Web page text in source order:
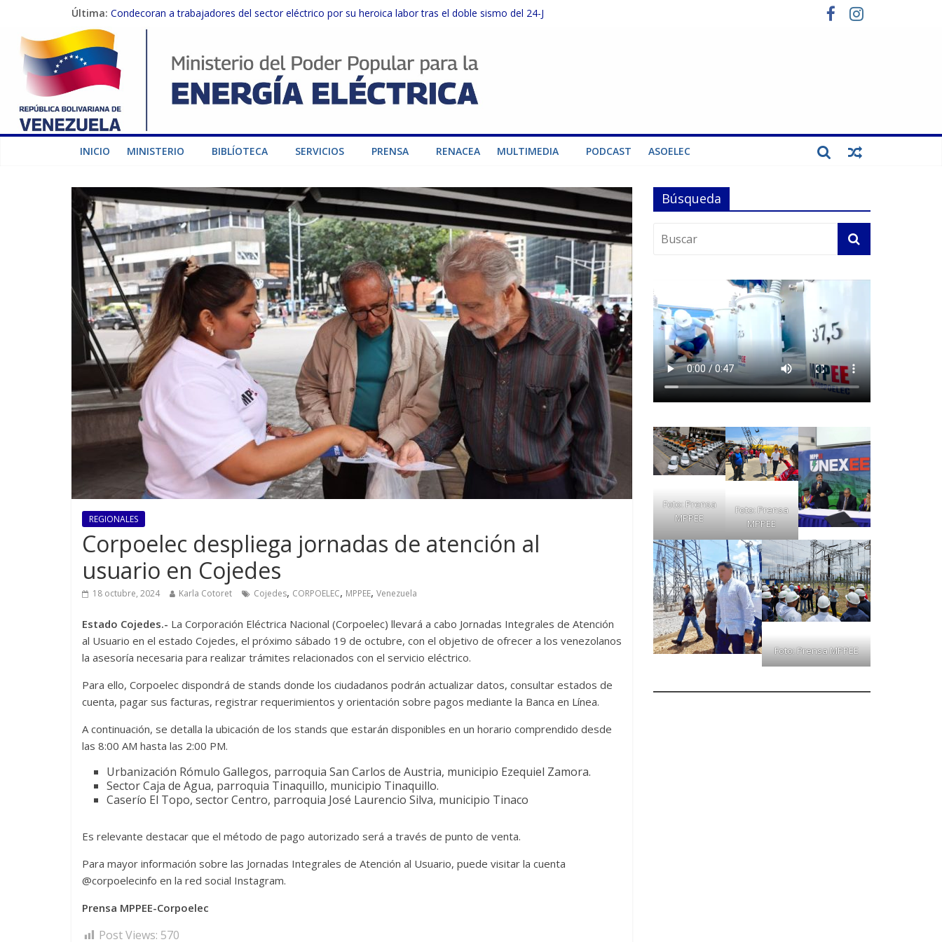
Última: Condecoran a trabajadores del sector eléctrico por su heroica labor tras el doble sismo del 24-J
Gobierno Nacional coordina acciones con el sector privado para fortalecer el SEN ante el «Súper Niño»
Inspeccionan trabajos de rehabilitación en instalaciones del SEN en Carabobo
Gobierno Nacional activa plan preventivo para fortalecer el SEN ante el fenómeno de El Niño
Termocarabobo recupera el 50% de su capacidad de generación para fortalecer el SEN
INICIO MINISTERIO BIBLÍOTECA SERVICIOS PRENSA RENACEA MULTIMEDIA PODCAST ASOELEC
REGIONALES
Corpoelec despliega jornadas de atención al
usuario en Cojedes
18 octubre, 2024 Karla Cotoret Cojedes, CORPOELEC, MPPEE, Venezuela
Estado Cojedes.- La Corporación Eléctrica Nacional (Corpoelec) llevará a cabo Jornadas Integrales de Atención
al Usuario en el estado Cojedes, el próximo sábado 19 de octubre, con el objetivo de ofrecer a los venezolanos
la asesoría necesaria para realizar trámites relacionados con el servicio eléctrico.
Para ello, Corpoelec dispondrá de stands donde los ciudadanos podrán actualizar datos, consultar estados de
cuenta, pagar sus facturas, registrar requerimientos y orientación sobre pagos mediante la Banca en Línea.
A continuación, se detalla la ubicación de los stands que estarán disponibles en un horario comprendido desde
las 8:00 AM hasta las 2:00 PM.
Urbanización Rómulo Gallegos, parroquia San Carlos de Austria, municipio Ezequiel Zamora.
Sector Caja de Agua, parroquia Tinaquillo, municipio Tinaquillo.
Caserío El Topo, sector Centro, parroquia José Laurencio Silva, municipio Tinaco
Es relevante destacar que el método de pago autorizado será a través de punto de venta.
Para mayor información sobre las Jornadas Integrales de Atención al Usuario, puede visitar la cuenta
@corpoelecinfo en la red social Instagram.
Prensa MPPEE-Corpoelec
Post Views: 570
Búsqueda
Foto: Prensa
MPPEE
Foto: Prensa
MPPEE
Foto: Prensa MPPEE